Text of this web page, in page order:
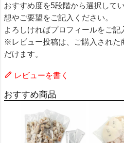
おすすめ度を5段階から選択して
想やご要望をご記入ください。
よろしければプロフィールをご記
※レビュー投稿は、ご購入された
だけます。
レビューを書く
おすすめ商品